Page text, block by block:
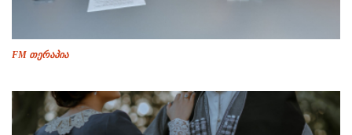
FM თერაპია